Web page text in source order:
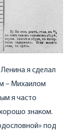
я сделал
– Михаилом
я часто
знаком.
под